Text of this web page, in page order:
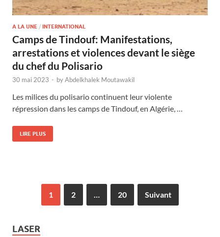
A LA UNE / INTERNATIONAL
Camps de Tindouf: Manifestations,
arrestations et violences devant le siège
du chef du Polisario
30 mai 2023 - byAbdelkhalek Moutawakil
Les milices du polisario continuent leur violente
répression dans les camps de Tindouf, en Algérie, …
LIRE PLUS
1 2 … 20 Suivant
LASER